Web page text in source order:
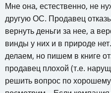
Мне она, естественно, не
другую ОС. Продавец
вернуть деньги за нее, а
винды у них и в природе
делаем, но пишем в книге
продавец плохой (т.е.
решить вопрос по